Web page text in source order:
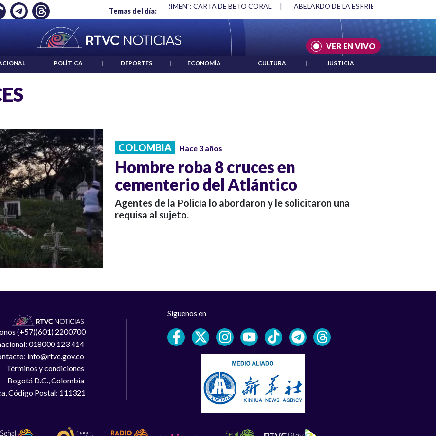
Temas del día:
EMPLEO: JP MORGAN "HABLAR NO ES UN CRIMEN": CARTA DE BETO CORAL | ABELARDO DE LA ESPRIELLA Y DMG
VER EN VIVO
| POLÍTICA | DEPORTES | ECONOMÍA | CULTURA | JUSTICIA
COLOMBIA Hace 3 años
Hombre roba 8 cruces en
cementerio del Atlántico
Agentes de la Policía lo abordaron y le solicitaron una
requisa al sujeto.
(+57)(601) 2200700
018000 123 414
info@rtvc.gov.co
Términos y condiciones
Bogotá D.C., Colombia
Código Postal: 111321
Síguenos en